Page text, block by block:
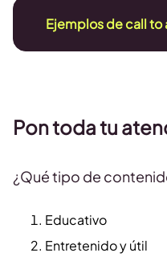
Ejemplos de call to
Pon toda tu
¿Qué tipo de
Educativo
Entretenido y útil